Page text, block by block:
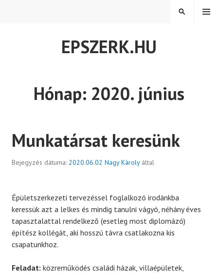
EPSZERK.HU
MENÜ
KERESÉS
Hónap: 2020. június
Munkatársat keresünk
Bejegyzés dátuma: 2020.06.02 Nagy Károlyáltal
Épületszerkezeti tervezéssel foglalkozó irodánkba
keressük azt a lelkes és mindig tanulni vágyó, néhány éves
tapasztalattal rendelkező (esetleg most diplomázó)
építész kollégát, aki hosszú távra csatlakozna kis
csapatunkhoz.
Feladat: közreműködés családi házak, villaépületek,